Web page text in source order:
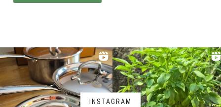
13,18€.11,21€.
INSTAGRAM